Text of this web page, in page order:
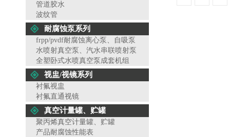
管道胶水
波纹管
耐腐蚀泵系列
frpp/pvdf耐腐蚀离心泵、自吸泵
水喷射真空泵、汽水串联喷射泵
全塑卧式水喷真空泵成套机组
视盅/视镜系列
衬氟视盅
衬氟直通视镜
真空计量罐、贮罐
聚丙烯真空计量罐、贮罐
产品耐腐蚀性能表